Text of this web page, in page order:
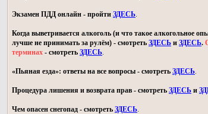
Экзамен ПДД онлайн - пройти ЗДЕСЬ.
Когда выветривается алкоголь (и что такое алкогольное
лучше не принимать за рулём) - смотреть ЗДЕСЬ и ЗДЕСЬ.
терминах - смотреть ЗДЕСЬ.
«Пьяная езда»: ответы на все вопросы - смотреть ЗДЕСЬ.
Процедура лишения и возврата прав - смотреть ЗДЕСЬ и
Чем опасен снегопад - смотреть ЗДЕСЬ.